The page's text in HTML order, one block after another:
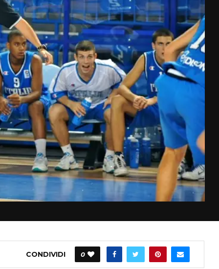
CONDIVIDI 0